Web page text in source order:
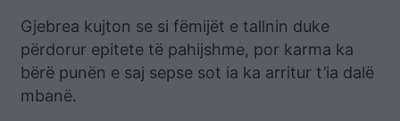
Gjebrea kujton se si fëmijët e tallnin duke
përdorur epitete të pahijshme, por karma ka
bërë punën e saj sepse sot ia ka arritur t’ia dalë
mbanë.